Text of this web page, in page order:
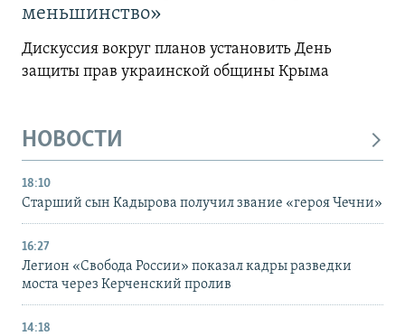
меньшинство»
Дискуссия вокруг планов установить День
защиты прав украинской общины Крыма
НОВОСТИ
18:10
Старший сын Кадырова получил звание «героя Чечни»
16:27
Легион «Свобода России» показал кадры разведки
моста через Керченский пролив
14:18